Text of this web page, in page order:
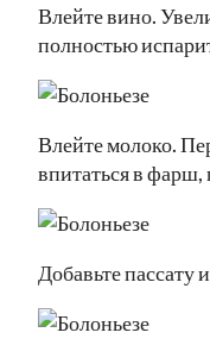
Влейте вино.
полностью
Влейте молоко.
впитаться в фарш,
Добавьте